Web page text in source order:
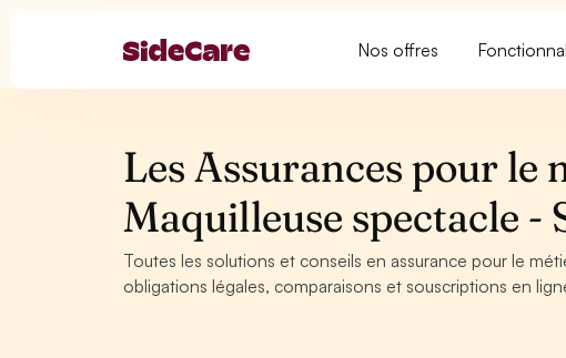
Nos offres
Les Assurances pour
Maquilleuse spectacle -
Toutes les solutions et conseils en assurance pour le
obligations légales, comparaisons et souscriptions en